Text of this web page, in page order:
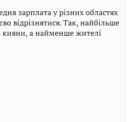
зарплата у різних областях
відрізнятися. Так, найбільше
а найменше жителі